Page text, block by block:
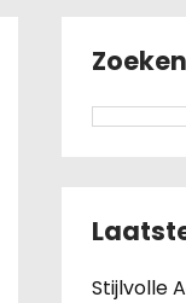
Zoeken
Stijlvolle